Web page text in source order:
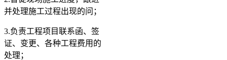
并处理施工过程出现的问；
3.负责工程项目联系函、签
证、变更、各种工程费用的
处理；